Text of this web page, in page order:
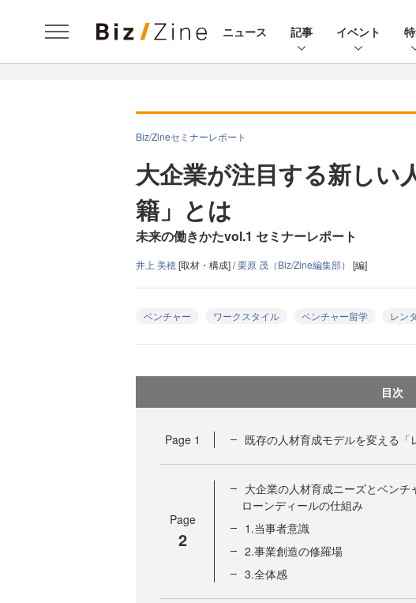
ニュース 記事 イベント
Biz/Zineセミナーレポート
大企業が注目する新しい
籍」とは
未来の働きかたvol.1 セミナーレポート
井上 美穂[取材・構成] /栗原 茂（Biz/Zine編集部） [編]
ベンチャー ワークスタイル ベンチャー留学 レン
目次
Page 1 既存の人材育成モデルを変える
Page
2
大企業の人材育成ニーズとベン
ローンディールの仕組み
1.当事者意識
2.事業創造の修羅場
3.全体感